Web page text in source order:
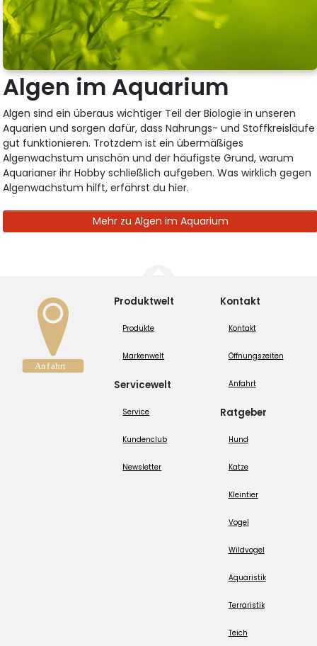
Algen im Aquarium
Algen sind ein überaus wichtiger Teil der Biologie in unseren
Aquarien und sorgen dafür, dass Nahrungs- und Stoffkreisläufe
gut funktionieren. Trotzdem ist ein übermäßiges
Algenwachstum unschön und der häufigste Grund, warum
Aquarianer ihr Hobby schließlich aufgeben. Was wirklich gegen
Algenwachstum hilft, erfährst du hier.
Mehr zu Algen im Aquarium
Produktwelt
Produkte
Markenwelt
Servicewelt
Service
Kundenclub
Newsletter
Kontakt
Kontakt
Öffnungszeiten
Anfahrt
Ratgeber
Hund
Katze
Kleintier
Vogel
Wildvogel
Aquaristik
Terraristik
Teich